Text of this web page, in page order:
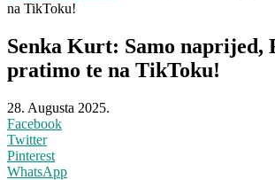
na TikToku!
Senka Kurt: Samo naprijed,
pratimo te na TikToku!
28. Augusta 2025.
Facebook
Twitter
Pinterest
WhatsApp